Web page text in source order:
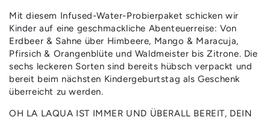
Mit diesem Infused-Water-Probierpaket schicken wir
Kinder auf eine geschmackliche Abenteuerreise: Von
Erdbeer & Sahne über Himbeere, Mango & Maracuja,
Pfirsich & Orangenblüte und Waldmeister bis Zitrone. Die
sechs leckeren Sorten sind bereits hübsch verpackt und
bereit beim nächsten Kindergeburtstag als Geschenk
überreicht zu werden.
OH LA LAQUA IST IMMER UND ÜBERALL BEREIT, DEIN